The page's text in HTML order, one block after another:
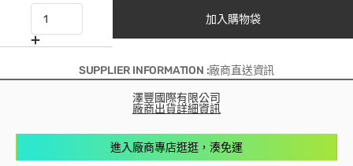
加入購物袋
SUPPLIER INFORMATION :廠商直送資訊
澤豐國際有限公司
廠商出貨詳細資訊
進入廠商專店逛逛，湊免運